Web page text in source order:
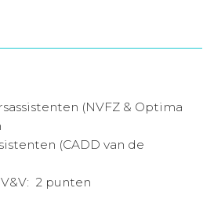
(NVFZ & Optima
(CADD van de
2 punten